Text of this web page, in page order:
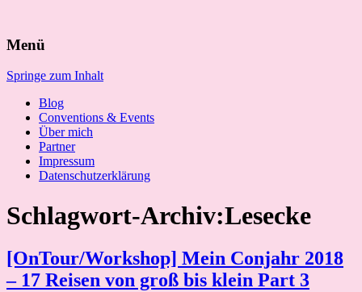
nach:
Menü
Springe zum Inhalt
Blog
Conventions & Events
Über mich
Partner
Impressum
Datenschutzerklärung
Schlagwort-Archiv:Lesecke
[OnTour/Workshop] Mein Conjahr 2018
– 17 Reisen von groß bis klein Part 3